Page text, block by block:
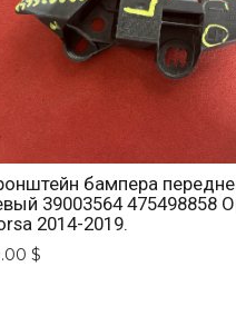
бампера
39003564 475498858
2014-2019.
$